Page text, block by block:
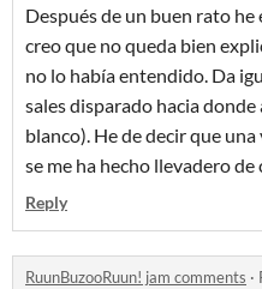
Después de un buen rato
creo que no queda bien
no lo había entendido. Da
sales disparado hacia
blanco). He de decir que
se me ha hecho llevadero de
Reply
RuunBuzooRuun! jam comments ·